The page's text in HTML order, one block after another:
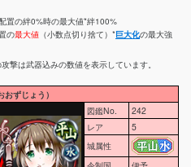
置の絆0%時の最大値*絆100%
の最大値 （小数点切り捨て）*巨大化の最大強
撃は武器込みの数値を表示しています。
おずじょう）
図鑑No.
242
レア
5
城属性